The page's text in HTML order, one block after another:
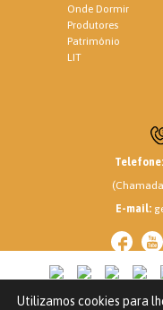
Onde Dormir
Produtores
Património
LIT
Telefone:
E-mail:
CM SANTA MARTA DE
Utilizamos cookies para